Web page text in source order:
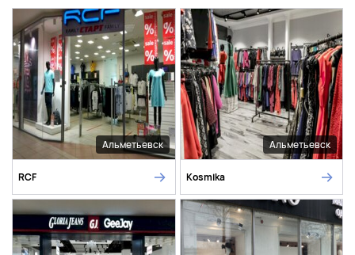
Альметьевск
RCF
Альметьевск
Kosmika